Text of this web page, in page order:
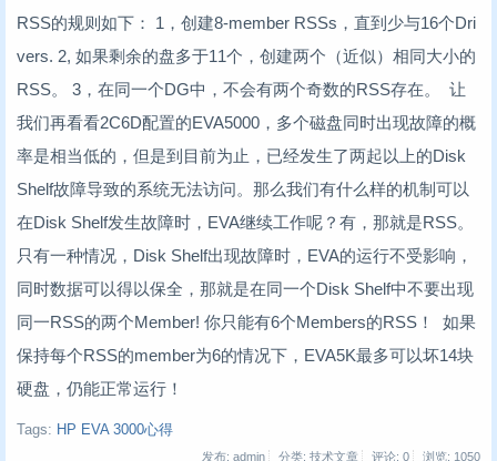
RSS的规则如下： 1，创建8-member RSSs，直到少与16个Dri
vers. 2, 如果剩余的盘多于11个，创建两个（近似）相同大小的
RSS。 3，在同一个DG中，不会有两个奇数的RSS存在。 让
我们再看看2C6D配置的EVA5000，多个磁盘同时出现故障的概
率是相当低的，但是到目前为止，已经发生了两起以上的Disk
Shelf故障导致的系统无法访问。那么我们有什么样的机制可以
在Disk Shelf发生故障时，EVA继续工作呢？有，那就是RSS。
只有一种情况，Disk Shelf出现故障时，EVA的运行不受影响，
同时数据可以得以保全，那就是在同一个Disk Shelf中不要出现
同一RSS的两个Member! 你只能有6个Members的RSS！ 如果
保持每个RSS的member为6的情况下，EVA5K最多可以坏14块
硬盘，仍能正常运行！
Tags: HP EVA 3000心得
发布: admin 分类: 技术文章 评论: 0 浏览: 1050